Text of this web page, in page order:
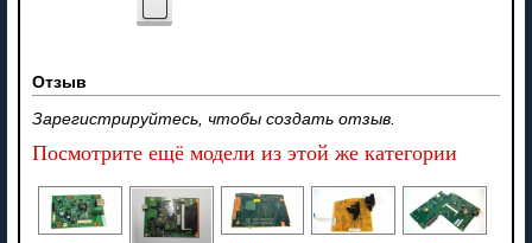
Отзыв
Зарегистрируйтесь, чтобы создать отзыв.
Посмотрите ещё модели из этой же категории